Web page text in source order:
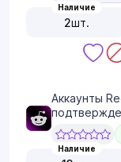
Наличие
2шт.
Аккаунты
Наличие